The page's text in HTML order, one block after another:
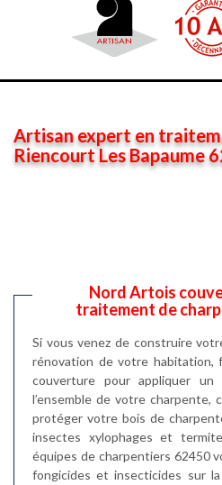
Artisan expert en
Riencourt Les Bapaume
Nord Artois
traitement de
Si vous venez de construire
rénovation de votre habitation,
couverture pour appliquer
l’ensemble de votre charpente,
protéger votre bois de
insectes xylophages et
équipes de charpentiers 62450
fongicides et insecticides sur